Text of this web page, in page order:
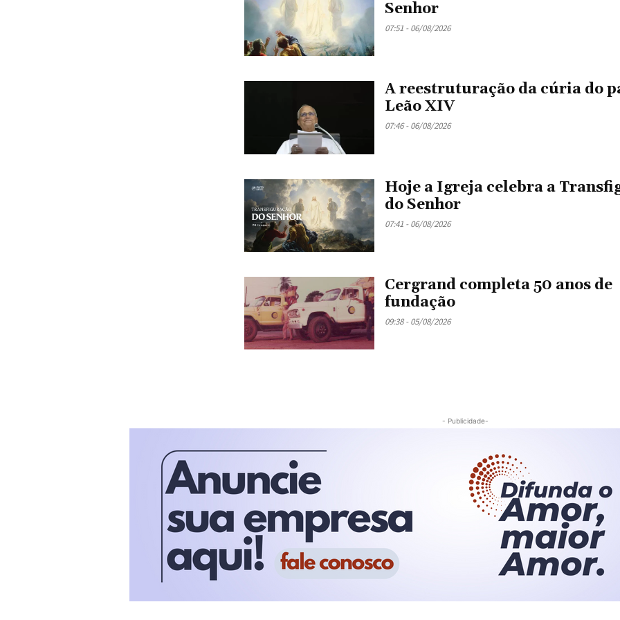
Senhor
07:51 - 06/08/2026
A reestruturação da cúria do
Leão XIV
07:46 - 06/08/2026
Hoje a Igreja celebra a
do Senhor
07:41 - 06/08/2026
Cergrand completa 50 anos de
fundação
09:38 - 05/08/2026
- Publicidade-